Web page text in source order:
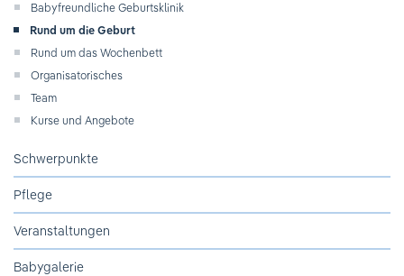
Standorte & Kontakt
Ihre Meinung ist uns wichtig!
Babyfreundliche Geburtsklinik
Rund um die Geburt
Rund um das Wochenbett
Organisatorisches
Team
Kurse und Angebote
Schwerpunkte
Pflege
Veranstaltungen
Babygalerie